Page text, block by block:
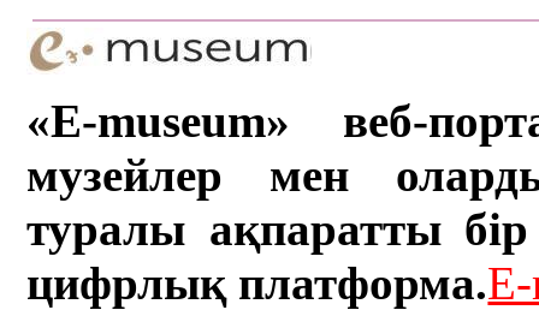
«E-museum» веб-
музейлер мен
туралы ақпаратты бір
цифрлық платформа.